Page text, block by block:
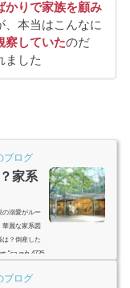
かりで家族を顧み
、本当はこんなに
察していたのだ
ました
ブログ
家系
の溺愛がルー
華麗な家系図
は？倒産した
"ca-pub-4735
ブログ